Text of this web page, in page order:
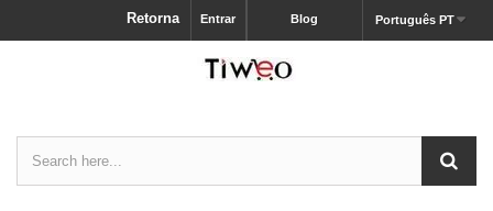
Português PT
Blog
Entrar
Retorna